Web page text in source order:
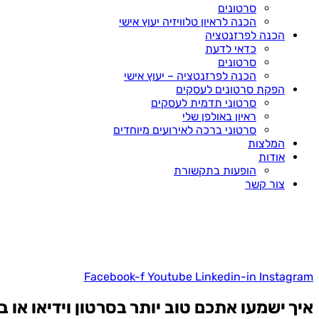
סרטונים
הכנה לראיון טלוויזיה יעוץ אישי
הכנה לפרזנטציה
כדאי לדעת
סרטונים
הכנה לפרזנטציה – יעוץ אישי
הפקת סרטונים לעסקים
סרטוני תדמית לעסקים
ראיון באולפן שלי
סרטוני ברכה לאירועים מיוחדים
המלצות
אודות
הופעות בתקשורת
צור קשר
Facebook-f Youtube Linkedin-in Instagram
איך ישמעו אתכם טוב יותר בסרטון וידיאו או